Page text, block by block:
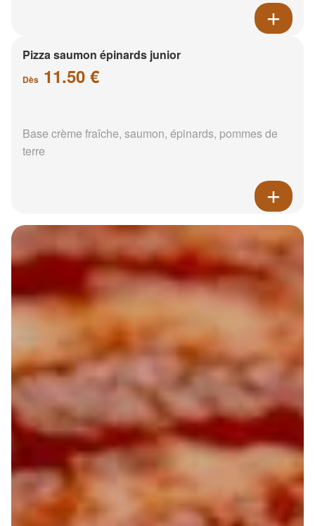
Pizza saumon épinards junior
Dès 11.50 €
Base crème fraîche, saumon, épinards, pommes de
terre